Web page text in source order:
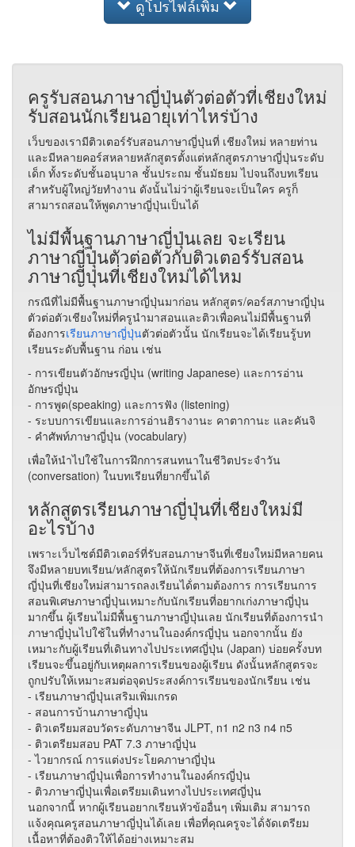
ดูโปรไฟล์เพิ่ม
ครูรับสอนภาษาญี่ปุ่นตัวต่อตัวที่เชียงใหม่
รับสอนนักเรียนอายุเท่าไหร่บ้าง
เว็บของเรามีติวเตอร์รับสอนภาษาญี่ปุ่นที่ เชียงใหม่ หลายท่าน
และมีหลายคอร์สหลายหลักสูตรตั้งแต่หลักสูตรภาษาญี่ปุ่นระดับ
เด็ก ทั้งระดับชั้นอนุบาล ชั้นประถม ชั้นมัธยม ไปจนถึงบทเรียน
สำหรับผู้ใหญ่วัยทำงาน ดังนั้นไม่ว่าผู้เรียนจะเป็นใคร ครูก็
สามารถสอนให้พูดภาษาญี่ปุ่นเป็นได้
ไม่มีพื้นฐานภาษาญี่ปุ่นเลย จะเรียน
ภาษาญี่ปุ่นตัวต่อตัวกับติวเตอร์รับสอน
ภาษาญี่ปุ่นที่เชียงใหม่ได้ไหม
กรณีที่ไม่มีพื้นฐานภาษาญี่ปุ่นมาก่อน หลักสูตร/คอร์สภาษาญี่ปุ่น
ตัวต่อตัวเชียงใหม่ที่ครูนำมาสอนและติวเพื่อคนไม่มีพื้นฐานที่
ต้องการเรียนภาษาญี่ปุ่นตัวต่อตัวนั้น นักเรียนจะได้เรียนรู้บท
เรียนระดับพื้นฐาน ก่อน เช่น
- การเขียนตัวอักษรญี่ปุ่น (writing Japanese) และการอ่าน
อักษรญี่ปุ่น
- การพูด(speaking) และการฟัง (listening)
- ระบบการเขียนและการอ่านฮิรางานะ คาตากานะ และคันจิ
- คำศัพท์ภาษาญี่ปุ่น (vocabulary)
เพื่อให้นำไปใช้ในการฝึกการสนทนาในชีวิตประจำวัน
(conversation) ในบทเรียนที่ยากขึ้นได้
หลักสูตรเรียนภาษาญี่ปุ่นที่เชียงใหม่มี
อะไรบ้าง
เพราะเว็บไซต์มีติวเตอร์ที่รับสอนภาษาจีนที่เชียงใหม่มีหลายคน
จึงมีหลายบทเรียน/หลักสูตรให้นักเรียนที่ต้องการเรียนภาษา
ญี่ปุ่นที่เชียงใหม่สามารถลงเรียนได้่ตามต้องการ การเรียนการ
สอนพิเศษภาษาญี่ปุ่นเหมาะกับนักเรียนที่อยากเก่งภาษาญี่ปุ่น
มากขึ้น ผู้เรียนไม่มีพื้นฐานภาษาญี่ปุ่นเลย นักเรียนที่ต้องการนำ
ภาษาญี่ปุ่นไปใช้ในที่ทำงานในองค์กรญี่ปุ่น นอกจากนั้น ยัง
เหมาะกับผู้เรียนที่เดินทางไปประเทศญี่ปุ่น (Japan) บ่อยครั้งบท
เรียนจะขึ้นอยู่กับเหตุผลการเรียนของผู้เรียน ดังนั้นหลักสูตรจะ
ถูกปรับให้เหมาะสมต่อจุดประสงค์การเรียนของนักเรียน เช่น
- เรียนภาษาญี่ปุ่นเสริมเพิ่มเกรด
- สอนการบ้านภาษาญี่ปุ่น
- ติวเตรียมสอบวัดระดับภาษาจีน JLPT, n1 n2 n3 n4 n5
- ติวเตรียมสอบ PAT 7.3 ภาษาญี่ปุ่น
- ไวยากรณ์ การแต่งประโยคภาษาญี่ปุ่น
- เรียนภาษาญี่ปุ่นเพื่อการทำงานในองค์กรญี่ปุ่น
- ติวภาษาญี่ปุ่นเพื่อเตรียมเดินทางไปประเทศญี่ปุ่น
นอกจากนี้ หากผู้เรียนอยากเรียนหัวข้ออื่นๆ เพิ่มเติม สามารถ
แจ้งคุณครูสอนภาษาญี่ปุ่นได้เลย เพื่อที่คุณครูจะได้่จัดเตรียม
เนื้อหาที่ต้องติวให้ได้อย่างเหมาะสม